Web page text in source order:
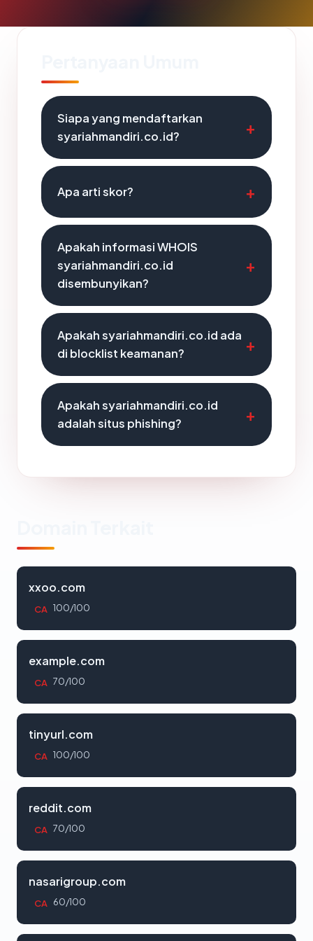
Siapa yang mendaftarkan
syariahmandiri.co.id?
Apa arti skor?
Apakah informasi WHOIS
syariahmandiri.co.id
disembunyikan?
Apakah syariahmandiri.co.id ada
di blocklist keamanan?
Apakah syariahmandiri.co.id
adalah situs phishing?
xxoo.com
CA 100/100
example.com
CA 70/100
tinyurl.com
CA 100/100
reddit.com
CA 70/100
nasarigroup.com
CA 60/100